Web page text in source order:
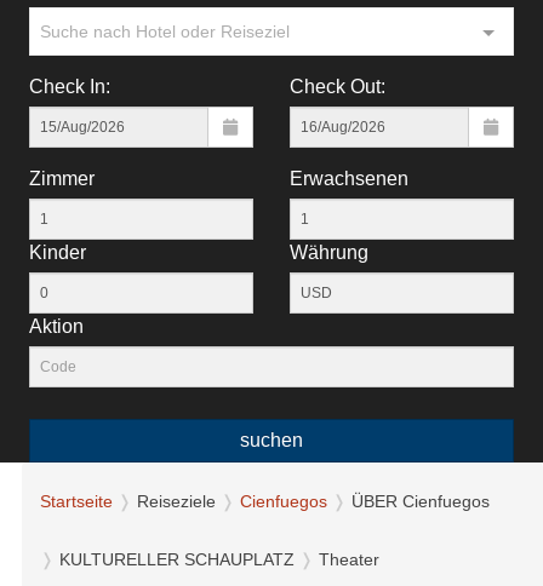
Suche nach Hotel oder Reiseziel
Check In: Check Out:
Zimmer Erwachsenen
Kinder Währung
Aktion
suchen
Startseite Reiseziele Cienfuegos ÜBER Cienfuegos
KULTURELLER SCHAUPLATZ Theater